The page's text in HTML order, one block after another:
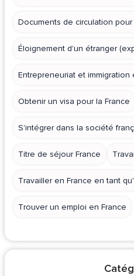
Documents de circulation
Éloignement d'un étranger
Entrepreneuriat et immigration
Obtenir un visa pour la France
S'intégrer dans la société
Titre de séjour France
Travailler en France en tant
Trouver un emploi en France